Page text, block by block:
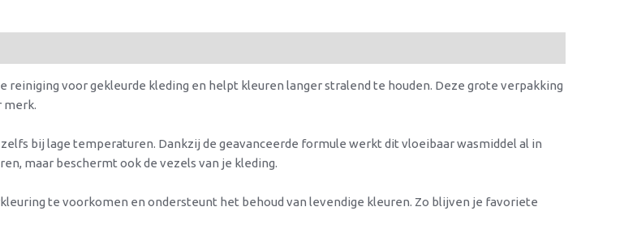
reiniging voor gekleurde kleding en helpt kleuren langer stralend te houden. Deze grote verpakking
merk.
bij lage temperaturen. Dankzij de geavanceerde formule werkt dit vloeibaar wasmiddel al in
maar beschermt ook de vezels van je kleding.
te voorkomen en ondersteunt het behoud van levendige kleuren. Zo blijven je favoriete